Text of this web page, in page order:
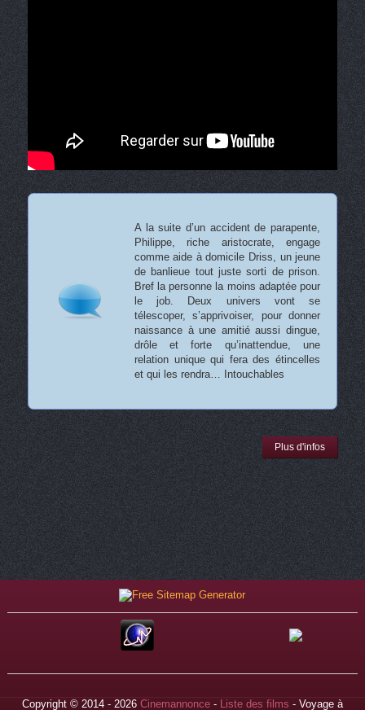
A la suite d’un accident de parapente,
Philippe, riche aristocrate, engage
comme aide à domicile Driss, un jeune
de banlieue tout juste sorti de prison.
Bref la personne la moins adaptée pour
le job. Deux univers vont se
télescoper, s’apprivoiser, pour donner
naissance à une amitié aussi dingue,
drôle et forte qu’inattendue, une
relation unique qui fera des étincelles
et qui les rendra… Intouchables
Plus d'infos
Copyright © 2014 - 2026 Cinemannonce- Liste des films - Voyage à